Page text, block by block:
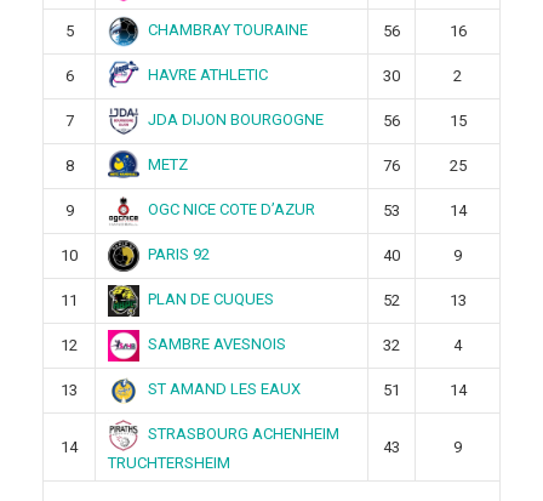
5 CHAMBRAY TOURAINE 56 16
6 HAVRE ATHLETIC 30 2
7 JDA DIJON BOURGOGNE 56 15
8 METZ 76 25
9 OGC NICE COTE D’AZUR 53 14
10 PARIS 92 40 9
11 PLAN DE CUQUES 52 13
12 SAMBRE AVESNOIS 32 4
13 ST AMAND LES EAUX 51 14
14
STRASBOURG ACHENHEIM
TRUCHTERSHEIM
43 9